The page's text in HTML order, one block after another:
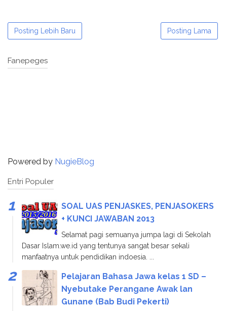
Posting Lebih Baru Posting Lama
Fanepeges
Powered by NugieBlog
Entri Populer
SOAL UAS PENJASKES, PENJASOKERS
+ KUNCI JAWABAN 2013
Selamat pagi semuanya jumpa lagi di Sekolah
Dasar Islam.we.id yang tentunya sangat besar sekali
manfaatnya untuk pendidikan indoesia. ...
Pelajaran Bahasa Jawa kelas 1 SD –
Nyebutake Perangane Awak lan
Gunane (Bab Budi Pekerti)